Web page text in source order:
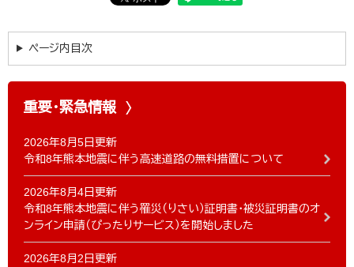
ページ内目次
重要・緊急情報
2026年8月5日更新
令和8年熊本地震に伴う高速道路の無料措置について
2026年8月4日更新
令和8年熊本地震に伴う罹災（りさい）証明書・被災証明書のオ
ンライン申請（ぴったりサービス）を開始しました
2026年8月2日更新